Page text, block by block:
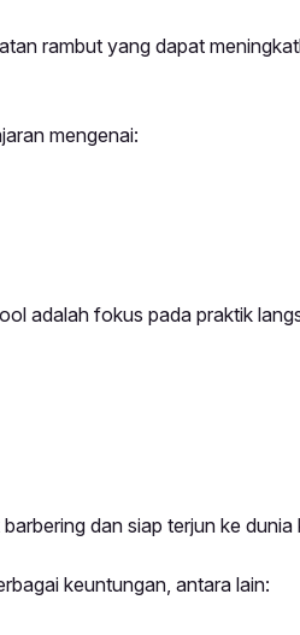
rambut yang dapat
mengenai:
adalah fokus pada praktik
dan siap terjun ke dunia
keuntungan, antara lain: